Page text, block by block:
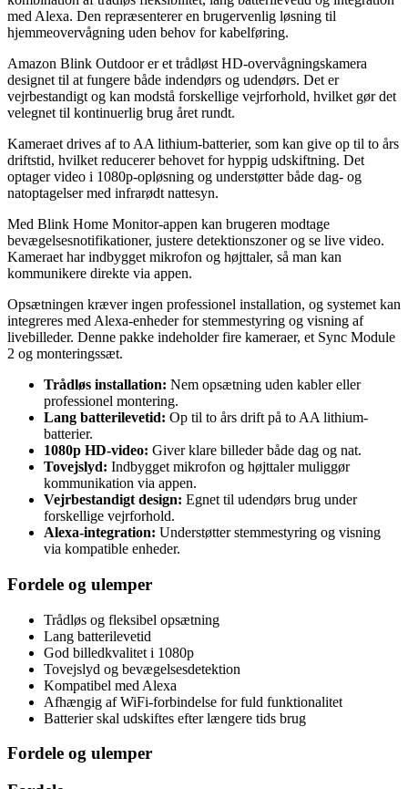
med Alexa. Den repræsenterer en brugervenlig løsning til
hjemmeovervågning uden behov for kabelføring.
Amazon Blink Outdoor er et trådløst HD-overvågningskamera
designet til at fungere både indendørs og udendørs. Det er
vejrbestandigt og kan modstå forskellige vejrforhold, hvilket gør det
velegnet til kontinuerlig brug året rundt.
Kameraet drives af to AA lithium-batterier, som kan give op til to års
driftstid, hvilket reducerer behovet for hyppig udskiftning. Det
optager video i 1080p-opløsning og understøtter både dag- og
natoptagelser med infrarødt nattesyn.
Med Blink Home Monitor-appen kan brugeren modtage
bevægelsesnotifikationer, justere detektionszoner og se live video.
Kameraet har indbygget mikrofon og højttaler, så man kan
kommunikere direkte via appen.
Opsætningen kræver ingen professionel installation, og systemet kan
integreres med Alexa-enheder for stemmestyring og visning af
livebilleder. Denne pakke indeholder fire kameraer, et Sync Module
2 og monteringssæt.
Trådløs installation: Nem opsætning uden kabler eller
professionel montering.
Lang batterilevetid: Op til to års drift på to AA lithium-
batterier.
1080p HD-video: Giver klare billeder både dag og nat.
Tovejslyd: Indbygget mikrofon og højttaler muliggør
kommunikation via appen.
Vejrbestandigt design: Egnet til udendørs brug under
forskellige vejrforhold.
Alexa-integration: Understøtter stemmestyring og visning
via kompatible enheder.
Fordele og ulemper
Trådløs og fleksibel opsætning
Lang batterilevetid
God billedkvalitet i 1080p
Tovejslyd og bevægelsesdetektion
Kompatibel med Alexa
Afhængig af WiFi-forbindelse for fuld funktionalitet
Batterier skal udskiftes efter længere tids brug
Fordele og ulemper